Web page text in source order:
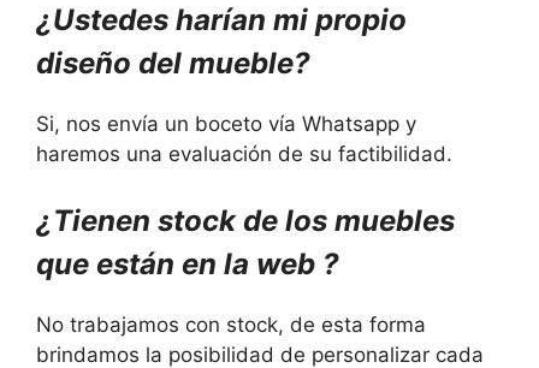
¿Ustedes harían mi propio
diseño del mueble?
Si, nos envía un boceto vía Whatsapp y
haremos una evaluación de su factibilidad.
¿Tienen stock de los muebles
que están en la web ?
No trabajamos con stock, de esta forma
brindamos la posibilidad de personalizar cada